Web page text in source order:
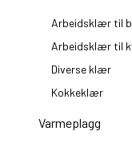
Arbeidsklær til
Arbeidsklær til
Diverse klær
Kokkeklær
Varmeplagg